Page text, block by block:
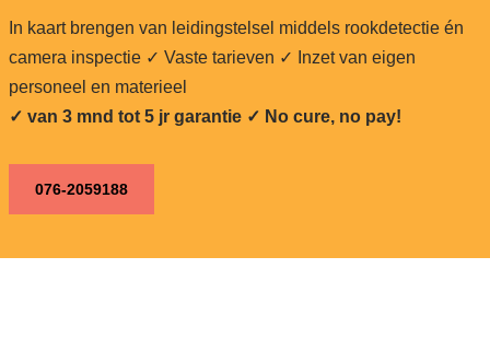
In kaart brengen van leidingstelsel middels rookdetectie én
camera inspectie ✓ Vaste tarieven ✓ Inzet van eigen
personeel en materieel
✓ van 3 mnd tot 5 jr garantie ✓ No cure, no pay!
076-2059188